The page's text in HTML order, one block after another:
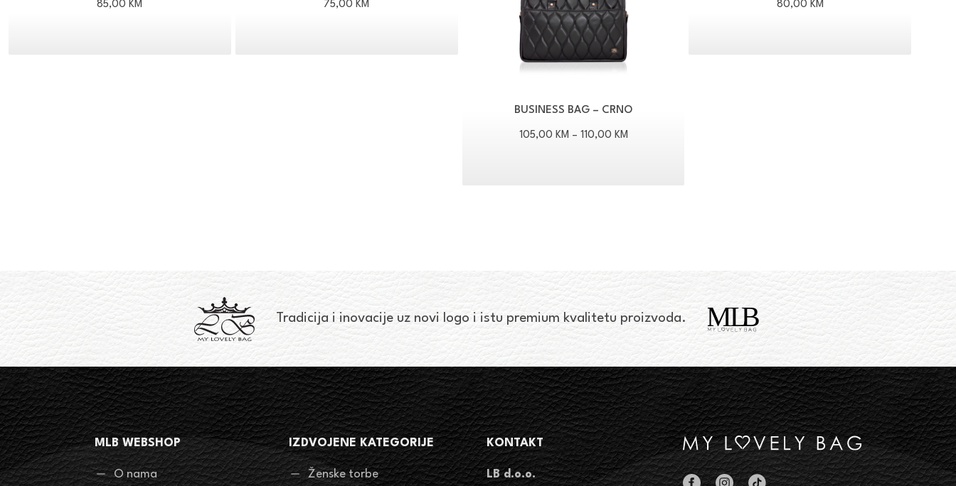
85,00 KM 75,00 KM
BUSINESS BAG – CRNO
105,00 KM – 110,00 KM
80,00 KM
Tradicija i inovacije uz novi logo i istu premium kvalitetu proizvoda.
MLB WEBSHOP
O nama
IZDVOJENE KATEGORIJE
Ženske torbe
KONTAKT
LB d.o.o.